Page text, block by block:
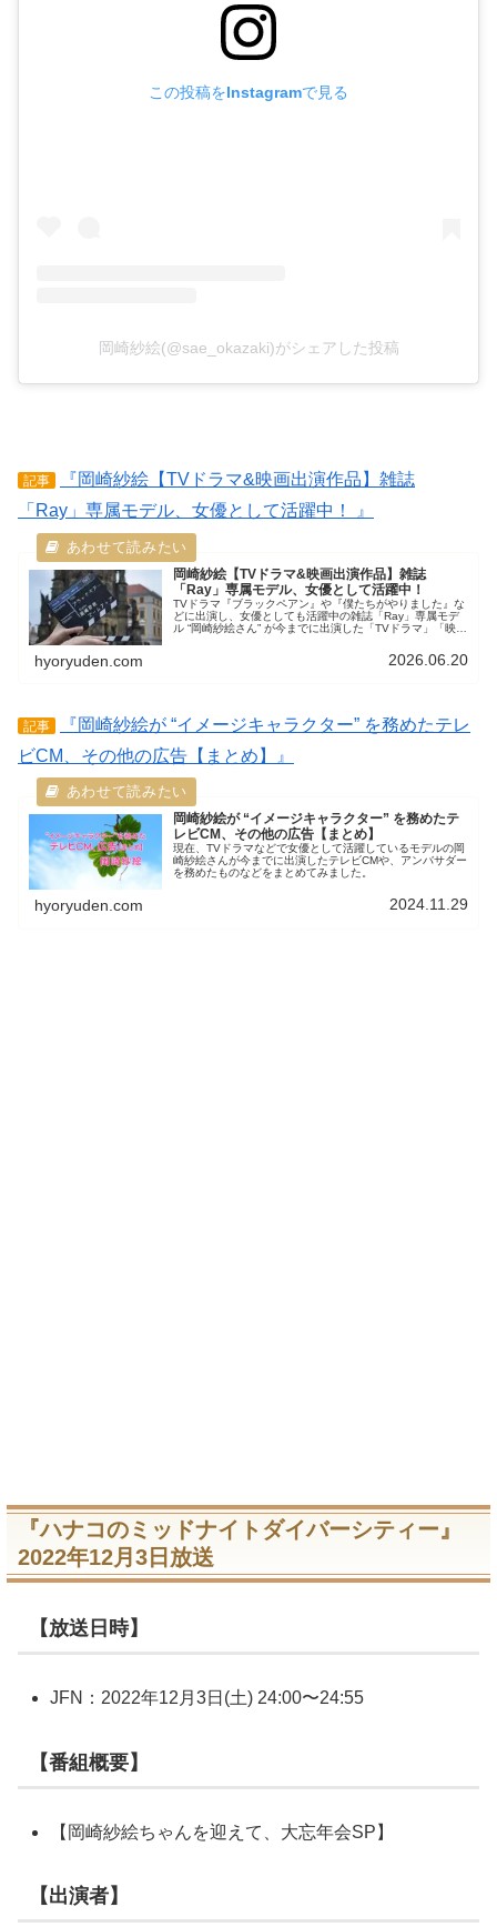
この投稿をInstagramで見る
岡崎紗絵(@sae_okazaki)がシェアした投稿
記事
『岡崎紗絵【TVドラマ&映画出演作品】雑誌
「Ray」専属モデル、女優として活躍中！ 』
岡崎紗絵【TVドラマ&映画出演作品】雑誌
「Ray」専属モデル、女優として活躍中！
TVドラマ『ブラックペアン』や『僕たちがやりました』な
どに出演し、女優としても活躍中の雑誌「Ray」専属モデ
ル “岡崎紗絵さん” が今までに出演した「TVドラマ」「映
hyoryuden.com 2026.06.20
記事
『岡崎紗絵が “イメージキャラクター” を務めたテレ
ビCM、その他の広告【まとめ】』
岡崎紗絵が “イメージキャラクター” を務めたテ
レビCM、その他の広告【まとめ】
現在、TVドラマなどで女優として活躍しているモデルの岡
崎紗絵さんが今までに出演したテレビCMや、アンバサダー
を務めたものなどをまとめてみました。
hyoryuden.com 2024.11.29
『ハナコのミッドナイトダイバーシティー』
2022年12月3日放送
【放送日時】
JFN：2022年12月3日(土) 24:00〜24:55
【番組概要】
【岡崎紗絵ちゃんを迎えて、大忘年会SP】
【出演者】